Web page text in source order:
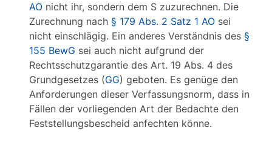
AO nicht ihr, sondern dem S zuzurechnen. Die
Zurechnung nach § 179 Abs. 2 Satz 1 AO sei
nicht einschlägig. Ein anderes Verständnis des §
155 BewG sei auch nicht aufgrund der
Rechtsschutzgarantie des Art. 19 Abs. 4 des
Grundgesetzes (GG) geboten. Es genüge den
Anforderungen dieser Verfassungsnorm, dass in
Fällen der vorliegenden Art der Bedachte den
Feststellungsbescheid anfechten könne.